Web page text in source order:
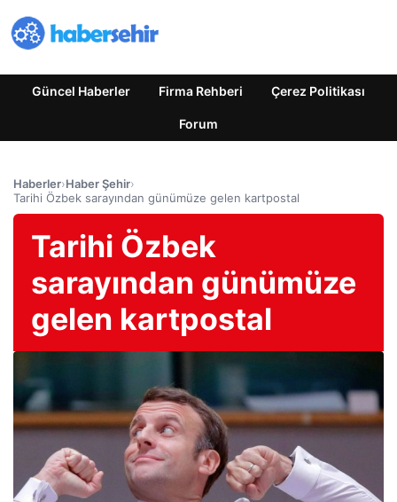
Güncel Haberler Firma Rehberi Çerez Politikası
Forum
Haberler›Haber Şehir›
Tarihi Özbek sarayından günümüze gelen kartpostal
Tarihi Özbek
sarayından günümüze
gelen kartpostal